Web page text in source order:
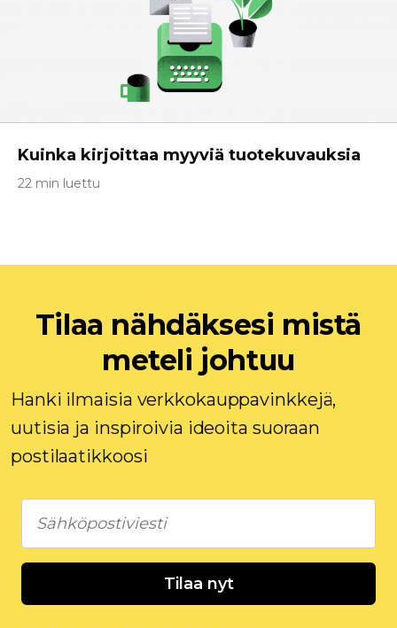
Kuinka kirjoittaa myyviä tuotekuvauksia
22 min luettu
Tilaa nähdäksesi mistä
meteli johtuu
Hanki ilmaisia ​​verkkokauppavinkkejä,
uutisia ja inspiroivia ideoita suoraan
postilaatikkoosi
Tilaa nyt